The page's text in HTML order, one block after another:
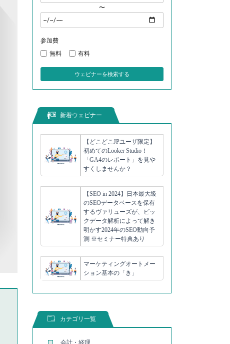
〜
参加費
無料
有料
ウェビナーを検索する
新着ウェビナー
【どこどこJPユーザ限定】
初めてのLooker Studio！
「GA4のレポート」を見や
すくしませんか？
【SEO in 2024】日本最大級
のSEOデータベースを保有
するヴァリューズが、ビッ
クデータ解析によって解き
明かす2024年のSEO動向予
測 ※セミナー特典あり
マーケティングオートメー
ション基本の「き」
カテゴリ一覧